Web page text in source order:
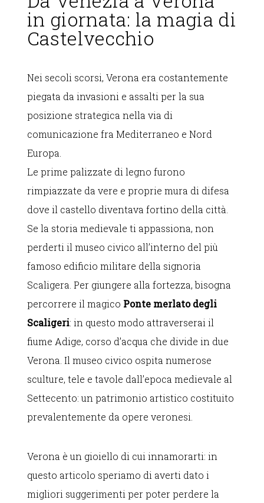
in giornata: la magia di
Castelvecchio
Nei secoli scorsi, Verona era costantemente
piegata da invasioni e assalti per la sua
posizione strategica nella via di
comunicazione fra Mediterraneo e Nord
Europa.
Le prime palizzate di legno furono
rimpiazzate da vere e proprie mura di difesa
dove il castello diventava fortino della città.
Se la storia medievale ti appassiona, non
perderti il museo civico all’interno del più
famoso edificio militare della signoria
Scaligera. Per giungere alla fortezza, bisogna
percorrere il magico Ponte merlato degli
Scaligeri: in questo modo attraverserai il
fiume Adige, corso d’acqua che divide in due
Verona. Il museo civico ospita numerose
sculture, tele e tavole dall’epoca medievale al
Settecento: un patrimonio artistico costituito
prevalentemente da opere veronesi.
Verona è un gioiello di cui innamorarti: in
questo articolo speriamo di averti dato i
migliori suggerimenti per poter perdere la